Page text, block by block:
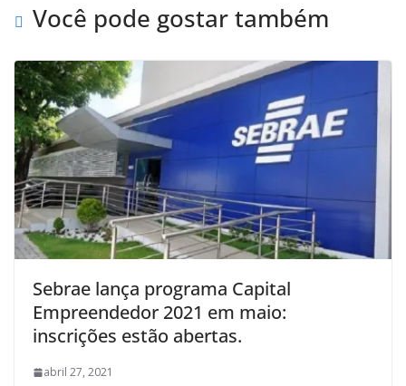
Você pode gostar também
Sebrae lança programa Capital
Empreendedor 2021 em maio:
inscrições estão abertas.
abril 27, 2021